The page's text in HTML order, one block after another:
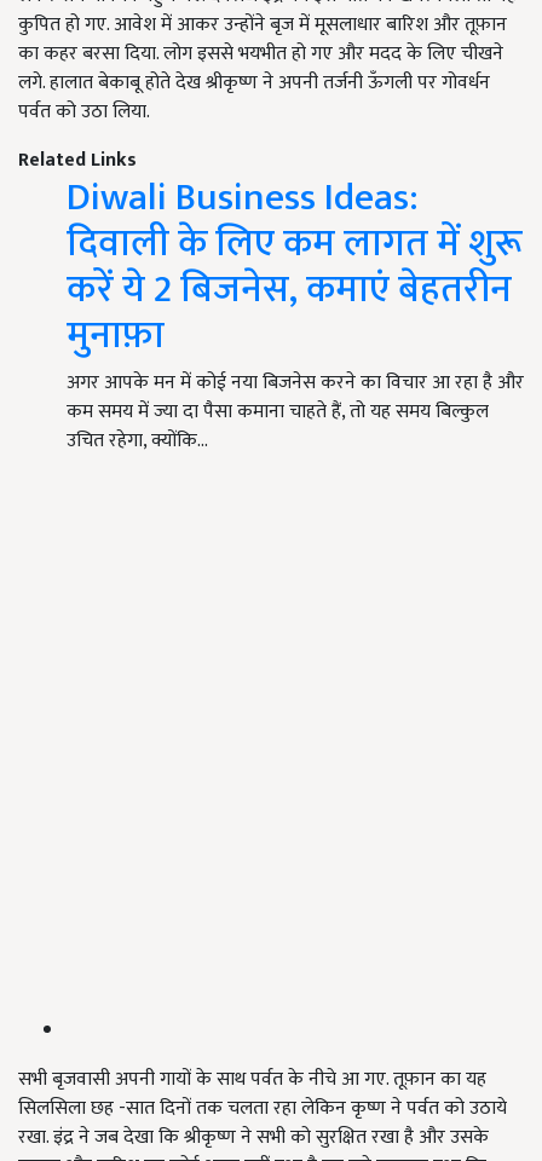
कुपित हो गए. आवेश में आकर उन्होंने बृज में मूसलाधार बारिश और तूफ़ान
का कहर बरसा दिया. लोग इससे भयभीत हो गए और मदद के लिए चीखने
लगे. हालात बेकाबू होते देख श्रीकृष्ण ने अपनी तर्जनी ऊँगली पर गोवर्धन
पर्वत को उठा लिया.
Related Links
Diwali Business Ideas:
दिवाली के लिए कम लागत में शुरू
करें ये 2 बिजनेस, कमाएं बेहतरीन
मुनाफ़ा
अगर आपके मन में कोई नया बिजनेस करने का विचार आ रहा है और
कम समय में ज्या दा पैसा कमाना चाहते हैं, तो यह समय बिल्कुल
उचित रहेगा, क्योंकि…
सभी बृजवासी अपनी गायों के साथ पर्वत के नीचे आ गए. तूफ़ान का यह
सिलसिला छह -सात दिनों तक चलता रहा लेकिन कृष्ण ने पर्वत को उठाये
रखा. इंद्र ने जब देखा कि श्रीकृष्ण ने सभी को सुरक्षित रखा है और उसके